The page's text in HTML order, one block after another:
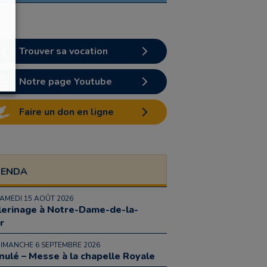
Trouver sa vocation
Notre page Youtube
Faire un don en ligne
15 AOÛT 2026
à Notre-Dame-de-la-
6 SEPTEMBRE 2026
– Messe à la chapelle Royale